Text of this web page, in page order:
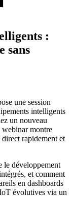
:
sans
une session
intelligents
un nouveau
montre
rapidement et
le développement
et comment
en dashboards
évolutives via un